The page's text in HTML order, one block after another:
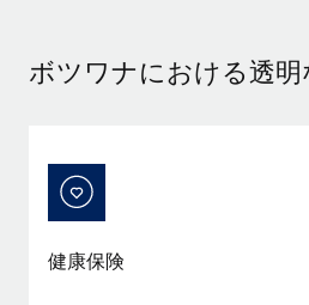
サービス
バックグラウンドチェック
候補者の選考プロセスをシンプルに
Compliance Watchtower
Remote Build 近日リリース
活用事例
給与・人材情報
サポートを依頼する
すべてのリソースを表示する
ボツワナにおける透明
健康保険